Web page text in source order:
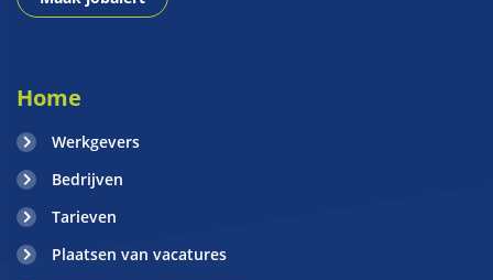
Home
Werkgevers
Bedrijven
Tarieven
Plaatsen van vacatures